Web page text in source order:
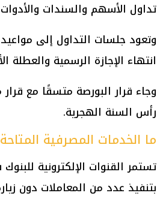
تداول الأسهم والسندات
انتهاء الإجازة الرسمية والعطلة
وجاء قرار البورصة متسقًا مع
رأس السنة الهجرية.
ما الخدمات المصرفية
تستمر القنوات الإلكترونية
بتنفيذ عدد من المعاملات دون